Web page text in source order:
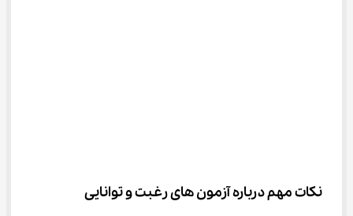
نکات مهم درباره آزمون های رغبت و توانایی